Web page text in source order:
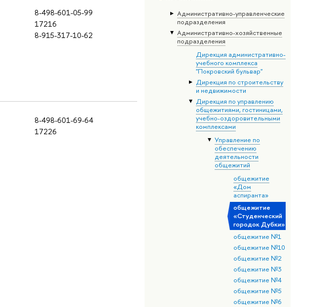
Административно-управленческие
подразделения
Административно-хозяйственные
подразделения
Дирекция административно-
учебного комплекса
"Покровский бульвар"
Дирекция по строительству
и недвижимости
Дирекция по управлению
общежитиями, гостиницами,
учебно-оздоровительными
комплексами
Управление по
обеспечению
деятельности
общежитий
общежитие
«Дом
аспиранта»
общежитие
«Студенческий
городок Дубки»
общежитие №1
общежитие №10
общежитие №2
общежитие №3
общежитие №4
общежитие №5
общежитие №6
8-498-601-05-99
17216
8-915-317-10-62
8-498-601-69-64
17226